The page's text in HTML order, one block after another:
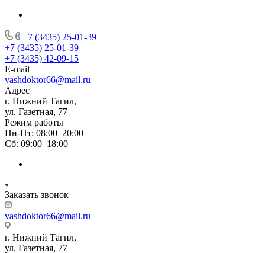
+7 (3435) 25-01-39
+7 (3435) 25-01-39
+7 (3435) 42-09-15
E-mail
vashdoktor66@mail.ru
Адрес
г. Нижний Тагил,
ул. Газетная, 77
Режим работы
Пн-Пт: 08:00–20:00
Сб: 09:00–18:00
Заказать звонок
vashdoktor66@mail.ru
г. Нижний Тагил,
ул. Газетная, 77